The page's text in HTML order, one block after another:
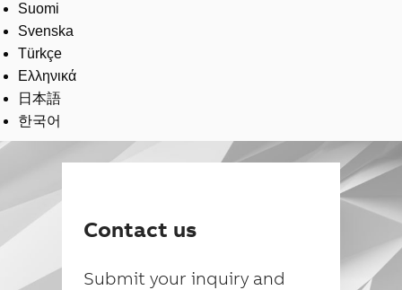
Suomi
Svenska
Türkçe
Ελληνικά
日本語
한국어
Contact us
Submit your inquiry and